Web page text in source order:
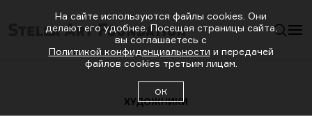
На сайте используются файлы cookies. Они
делают его удобнее. Посещая страницы сайта,
вы соглашаетесь с
Политикой конфиденциальности и передачей
файлов cookies третьим лицам.
ОК
ХУДОЖНИКИ